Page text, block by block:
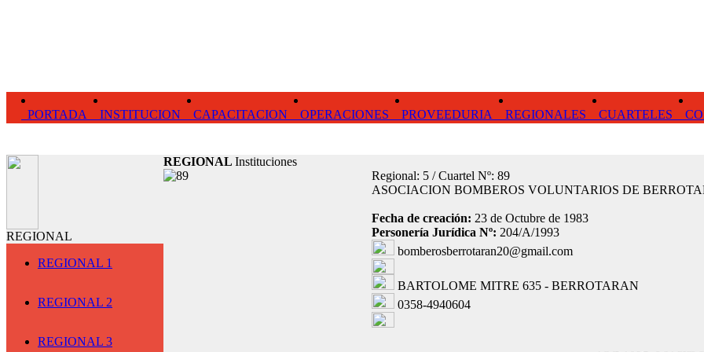
PORTADA INSTITUCION CAPACITACION OPERACIONES PROVEEDURIA REGIONALES CUARTELES
REGIONAL
REGIONAL 1
REGIONAL 2
REGIONAL 3
REGIONAL Instituciones
Regional: 5 / Cuartel Nº: 89
ASOCIACION BOMBEROS VOLUNTARIOS DE
Fecha de creación: 23 de Octubre de 1983
Personería Jurídica Nº: 204/A/1993
bomberosberrotaran20@gmail.com
BARTOLOME MITRE 635 - BERROTARAN
0358-4940604